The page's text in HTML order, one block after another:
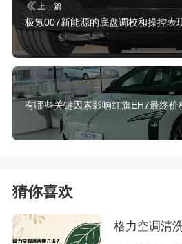
上一篇
极氪007新能源的底盘调校和操控表
有哪些关键因素影响红旗EH7最终价
猜你喜欢
格力空调清